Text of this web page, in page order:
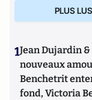
PLUS LUS
1Jean Dujardin
nouveaux
Benchetrit
fond, Victoria